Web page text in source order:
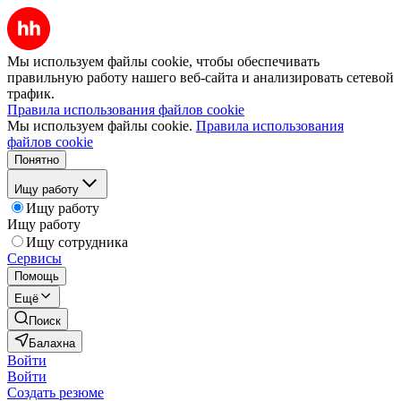
Мы используем файлы cookie, чтобы обеспечивать
правильную работу нашего веб-сайта и анализировать сетевой
трафик.
Правила использования файлов cookie
Мы используем файлы cookie. Правила использования
файлов cookie
Понятно
Ищу работу
Ищу работу
Ищу работу
Ищу сотрудника
Сервисы
Помощь
Ещё
Поиск
Балахна
Войти
Войти
Создать резюме